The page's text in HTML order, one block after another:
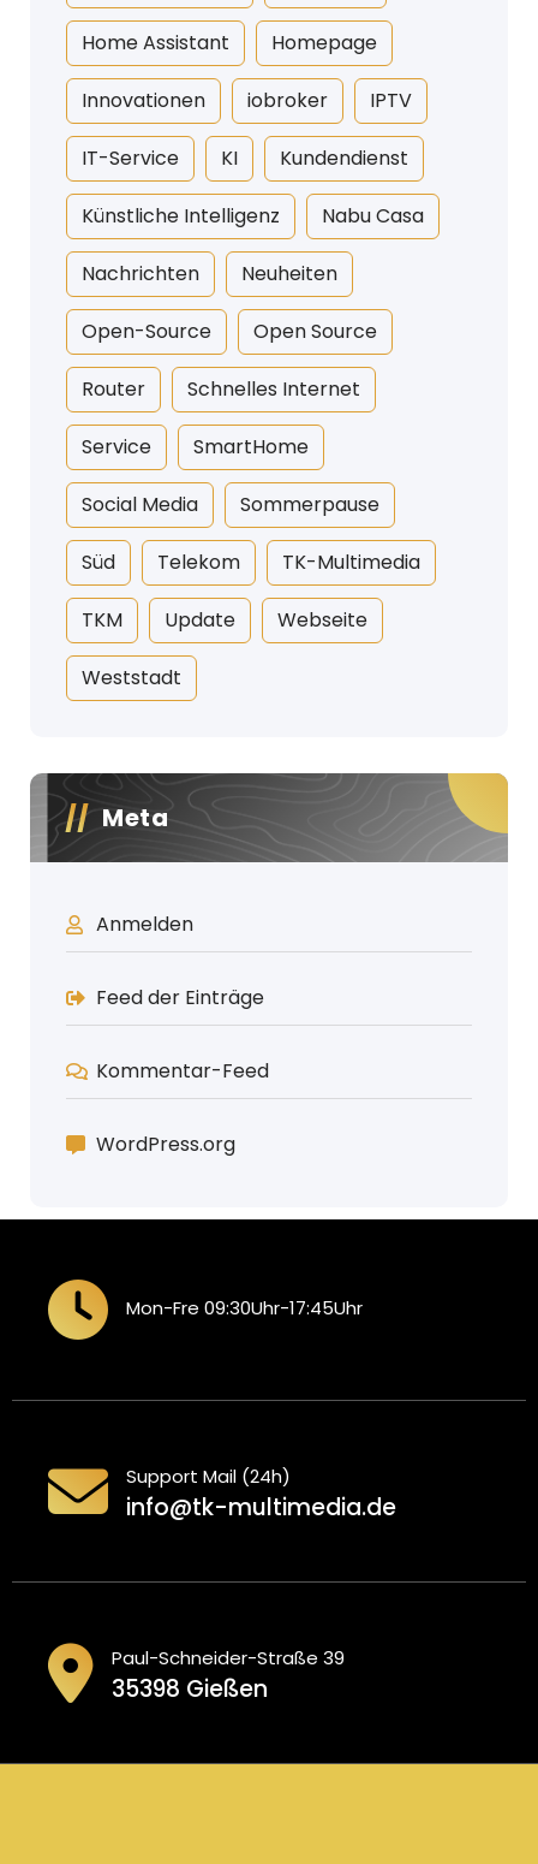
Home Assistant Homepage
Innovationen iobroker IPTV
IT-Service KI Kundendienst
Künstliche Intelligenz Nabu Casa
Nachrichten Neuheiten
Open-Source Open Source
Router Schnelles Internet
Service SmartHome
Social Media Sommerpause
Süd Telekom TK-Multimedia
TKM Update Webseite
Weststadt
Meta
Anmelden
Feed der Einträge
Kommentar-Feed
WordPress.org
Mon-Fre 09:30Uhr-17:45Uhr
Support Mail (24h)
info@tk-multimedia.de
Paul-Schneider-Straße 39
35398 Gießen